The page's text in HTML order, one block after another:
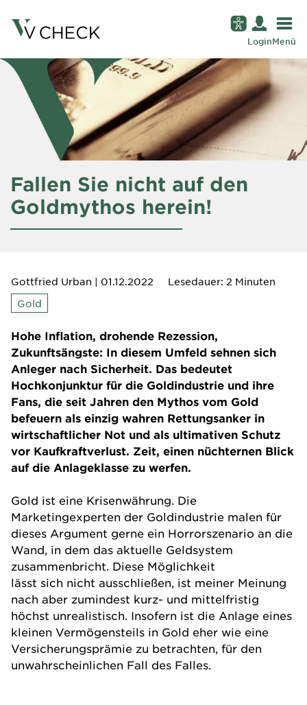
LoginMenü
Fallen Sie nicht auf den
Goldmythos herein!
Gottfried Urban | 01.12.2022
Lesedauer: 2 Minuten
Gold
Hohe Inflation, drohende Rezession,
Zukunftsängste: In diesem Umfeld sehnen sich
Anleger nach Sicherheit. Das bedeutet
Hochkonjunktur für die Goldindustrie und ihre
Fans, die seit Jahren den Mythos vom Gold
befeuern als einzig wahren Rettungsanker in
wirtschaftlicher Not und als ultimativen Schutz
vor Kaufkraftverlust. Zeit, einen nüchternen Blick
auf die Anlageklasse zu werfen.
Gold ist eine Krisenwährung. Die
Marketingexperten der Goldindustrie malen für
dieses Argument gerne ein Horrorszenario an die
Wand, in dem das aktuelle Geldsystem
zusammenbricht. Diese Möglichkeit
lässt sich nicht ausschließen, ist meiner Meinung
nach aber zumindest kurz- und mittelfristig
höchst unrealistisch. Insofern ist die Anlage eines
kleinen Vermögensteils in Gold eher wie eine
Versicherungsprämie zu betrachten, für den
unwahrscheinlichen Fall des Falles.